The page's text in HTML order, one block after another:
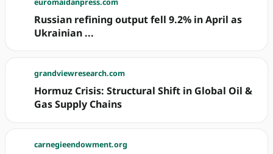
euromaidanpress.com
Russian refining output fell 9.2% in April as
Ukrainian ...
grandviewresearch.com
Hormuz Crisis: Structural Shift in Global Oil &
Gas Supply Chains
carnegieendowment.org